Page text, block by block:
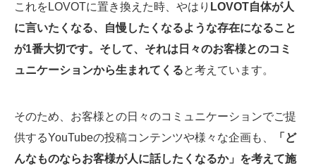
これをLOVOTに置き換えた時、やはり LOVOT自体が人
に言いたくなる、自慢したくなるような存在になること
が1番大切です。そして、それは日々のお客様とのコミ
ュニケーションから生まれてくると考えています。
そのため、お客様との日々のコミュニケーションでご提
供するYouTubeの投稿コンテンツや様々な企画も、
「ど
んなものならお客様が人に話したくなるか」を考えて施